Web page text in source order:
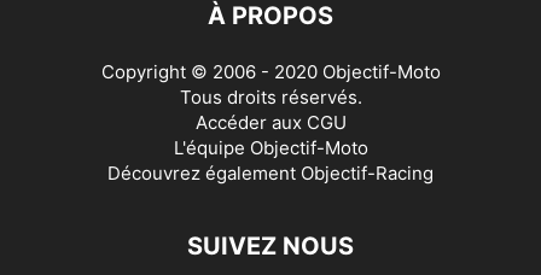
À PROPOS
Copyright © 2006 - 2020 Objectif-Moto
Tous droits réservés.
Accéder aux CGU
L'équipe Objectif-Moto
Découvrez également Objectif-Racing
SUIVEZ NOUS